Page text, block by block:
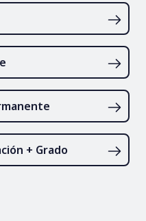
+ Grado